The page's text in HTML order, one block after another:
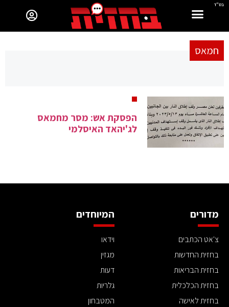
בס"ד
חמאס
הפסקת אש: מסר מחמאס
לג'יהאד האיסלמי
מדורים
צ'אט הכתבים
בחזית החדשות
בחזית הבריאות
בחזית הכלכלית
בחזית לאישה
המיוחדים
וידאו
מגזין
דעות
גלריות
המטבחון